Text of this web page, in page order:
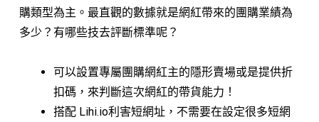
購類型為主。最直觀的數據就是網紅帶來的團購業績為
多少？有哪些技去評斷標準呢？
可以設置專屬團購網紅主的隱形賣場或是提供折
扣碼，來判斷這次網紅的帶貨能力！
搭配 Lihi.io利害短網址，不需要在設定很多短網